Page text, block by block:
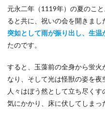
元永二年（1119年）の夏のこ
ると共に、祝いの会を開きまし
突如として雨が振り出し、生温
たのです。
すると、玉藻前の全身から蛍火
なり、そして光は怪獣の姿を
人々はぼう然として立ち尽く
気にかかり、床に伏してしまっ